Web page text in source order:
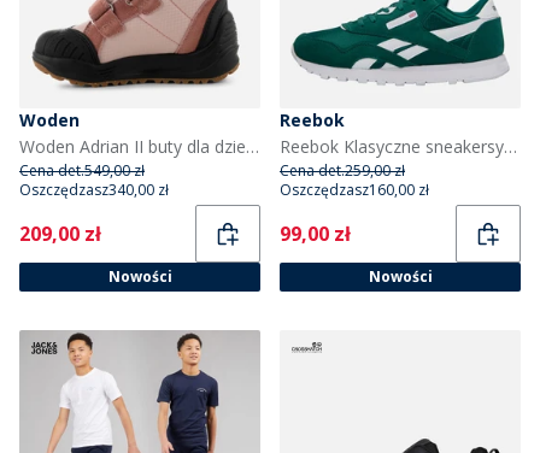
Woden
Woden Adrian II buty dla dzieci kolor 849 Ballerina
Cena det.549,00 zł
Oszczędzasz340,00 zł
Current
209,00 zł
Nowości
Reebok
Reebok Klasyczne sneakersy z nylonu dla juniorów Metal Green/White/Metal Green kolor Metalgreen/Biały/Metal Green
Cena det.259,00 zł
Oszczędzasz160,00 zł
Current
99,00 zł
Nowości